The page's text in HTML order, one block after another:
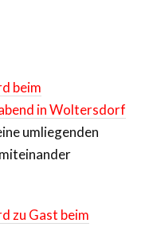
beim
in Woltersdorf
umliegenden
zu Gast beim